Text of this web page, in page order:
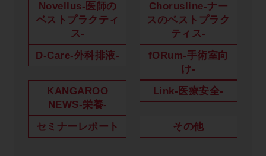
添付文書
お問い合わせ
セミナー メルマガ登録
Novellus-医師の
ベストプラクティ
ス-
Chorusline-ナー
スのベストプラク
ティス-
D-Care-外科排液-
fORum-手術室向
け-
KANGAROO
NEWS-栄養-
Link-医療安全-
セミナーレポート その他